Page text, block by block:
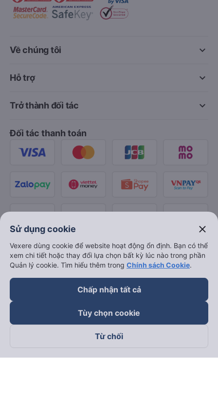
keyboard_arrow_down
Về chúng tôi
keyboard_arrow_down
Hỗ trợ
keyboard_arrow_down
Trở thành đối tác
Đối tác thanh toán
Theo dõi chúng tôi trên
Sử dụng cookie close
Vexere dùng cookie để website hoạt động ổn định. Bạn có thể
xem chi tiết hoặc thay đổi lựa chọn bất kỳ lúc nào trong phần
Quản lý cookie. Tìm hiểu thêm trong Chính sách Cookie.
Chấp nhận tất cả
Tùy chọn cookie
Từ chối